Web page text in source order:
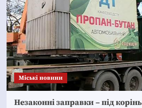
Mіські новини
Незаконні заправки – під корінь